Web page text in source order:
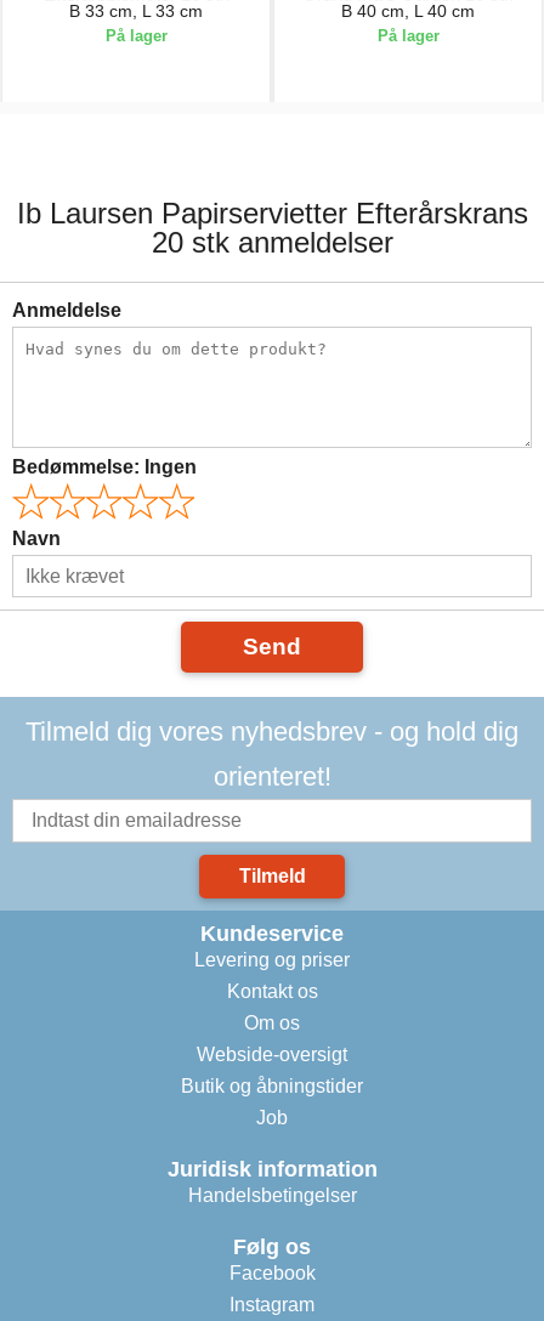
B 33 cm, L 33 cm
På lager
B 40 cm, L 40 cm
På lager
Ib Laursen Papirservietter Efterårskrans
20 stk anmeldelser
Anmeldelse
Bedømmelse: Ingen
Navn
Send
Tilmeld dig vores nyhedsbrev - og hold dig
orienteret!
Tilmeld
Kundeservice
Levering og priser
Kontakt os
Om os
Webside-oversigt
Butik og åbningstider
Job
Juridisk information
Handelsbetingelser
Følg os
Facebook
Instagram